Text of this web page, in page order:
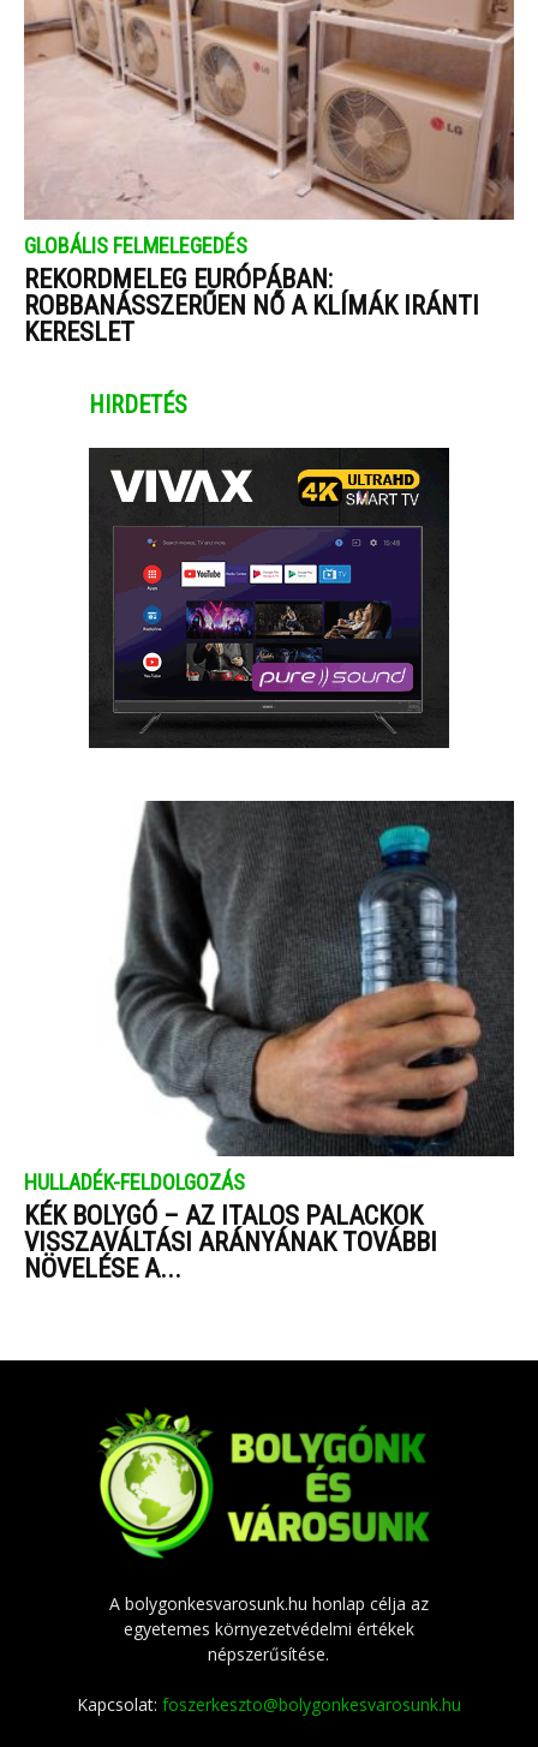
GLOBÁLIS FELMELEGEDÉS
REKORDMELEG EURÓPÁBAN:
ROBBANÁSSZERŰEN NŐ A KLÍMÁK IRÁNTI
KERESLET
HIRDETÉS
HULLADÉK-FELDOLGOZÁS
KÉK BOLYGÓ – AZ ITALOS PALACKOK
VISSZAVÁLTÁSI ARÁNYÁNAK TOVÁBBI
NÖVELÉSE A...
A bolygonkesvarosunk.hu honlap célja az
egyetemes környezetvédelmi értékek
népszerűsítése.
Kapcsolat: foszerkeszto@bolygonkesvarosunk.hu